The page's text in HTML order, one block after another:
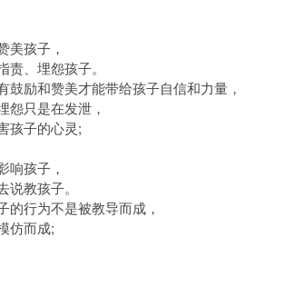
孩子，
、埋怨孩子。
励和赞美才能带给孩子自信和力量，
只是在发泄，
子的心灵;
孩子，
教孩子。
行为不是被教导而成，
而成;